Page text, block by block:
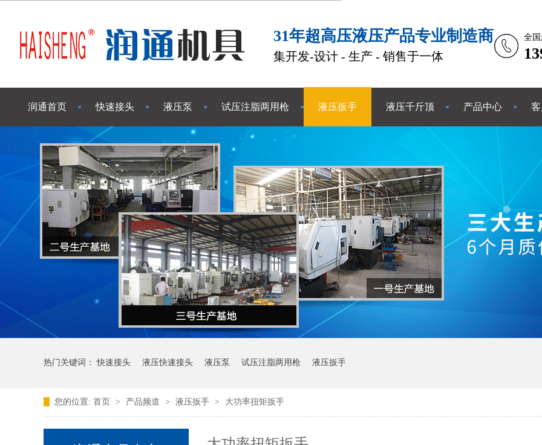
31年超高压液压产品专业制造商
集开发-设计 - 生产 - 销售于一体
全
润通首页 快速接头 液压泵 试压注脂两用枪 液压扳手 液压千斤顶 产品中心
热门关键词：快速接头 液压快速接头 液压泵 试压注脂两用枪 液压扳手
您的位置: 首页 > 产品频道 > 液压扳手 > 大功率扭矩扳手